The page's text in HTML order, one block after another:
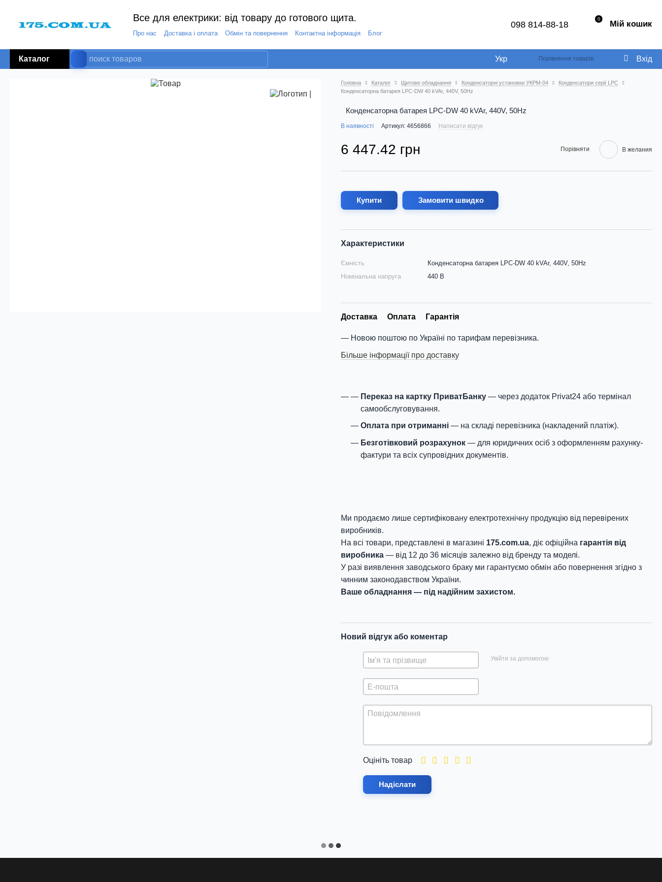
Все для електрики: від товару до готового щита.
Про нас Доставка і оплата Обмін та повернення Контактна інформація Блог
098 814-88-18
0 Мій кошик
Каталог Укр Порівняння товарів Вхід
Головна Каталог Щитове обладнання Конденсаторні установки УКРМ-04
Конденсатори серії LPC
Конденсаторна батарея LPC-DW 40 kVAr, 440V, 50Hz
Конденсаторна батарея LPC-DW 40 kVAr, 440V, 50Hz
В наявності Артикул: 4656866 Написати відгук
6 447.42 грн Порівняти В желания
Купити Замовити швидко
Характеристики
Ємність
Конденсаторна батарея LPC-DW 40 kVAr, 440V, 50Hz
Номінальна напруга
440 В
Доставка Оплата Гарантія
Новою поштою по Україні по тарифам перевізника.
Більше інформації про доставку
Переказ на картку ПриватБанку — через додаток Privat24 або термінал
самообслуговування.
Оплата при отриманні — на складі перевізника (накладений платіж).
Безготівковий розрахунок — для юридичних осіб з оформленням рахунку-
фактури та всіх супровідних документів.
Ми продаємо лише сертифіковану електротехнічну продукцію від перевірених
виробників.
На всі товари, представлені в магазині 175.com.ua, діє офіційна гарантія від
виробника — від 12 до 36 місяців залежно від бренду та моделі.
У разі виявлення заводського браку ми гарантуємо обмін або повернення згідно з
чинним законодавством України.
Ваше обладнання — під надійним захистом.
Новий відгук або коментар
Увійти за допомогою
Оцініть товар
Надіслати